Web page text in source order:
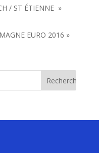
/ ST ÉTIENNE »
EURO 2016 »